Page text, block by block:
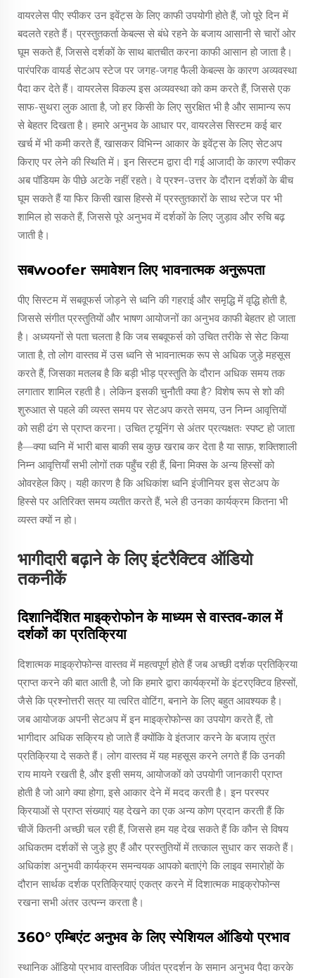
वायरलेस पीए स्पीकर उन इवेंट्स के लिए काफी उपयोगी होते हैं, जो पूरे दिन में
बदलते रहते हैं। प्रस्तुतकर्ता केबल्स से बंधे रहने के बजाय आसानी से चारों ओर
घूम सकते हैं, जिससे दर्शकों के साथ बातचीत करना काफी आसान हो जाता है।
पारंपरिक वायर्ड सेटअप स्टेज पर जगह-जगह फैली केबल्स के कारण अव्यवस्था
पैदा कर देते हैं। वायरलेस विकल्प इस अव्यवस्था को कम करते हैं, जिससे एक
साफ-सुथरा लुक आता है, जो हर किसी के लिए सुरक्षित भी है और सामान्य रूप
से बेहतर दिखता है। हमारे अनुभव के आधार पर, वायरलेस सिस्टम कई बार
खर्च में भी कमी करते हैं, खासकर विभिन्न आकार के इवेंट्स के लिए सेटअप
किराए पर लेने की स्थिति में। इन सिस्टम द्वारा दी गई आजादी के कारण स्पीकर
अब पॉडियम के पीछे अटके नहीं रहते। वे प्रश्न-उत्तर के दौरान दर्शकों के बीच
घूम सकते हैं या फिर किसी खास हिस्से में प्रस्तुतकारों के साथ स्टेज पर भी
शामिल हो सकते हैं, जिससे पूरे अनुभव में दर्शकों के लिए जुड़ाव और रुचि बढ़
जाती है।
सबwoofer समावेशन लिए भावनात्मक अनुरूपता
पीए सिस्टम में सबवूफर्स जोड़ने से ध्वनि की गहराई और समृद्धि में वृद्धि होती है,
जिससे संगीत प्रस्तुतियों और भाषण आयोजनों का अनुभव काफी बेहतर हो जाता
है। अध्ययनों से पता चलता है कि जब सबवूफर्स को उचित तरीके से सेट किया
जाता है, तो लोग वास्तव में उस ध्वनि से भावनात्मक रूप से अधिक जुड़े महसूस
करते हैं, जिसका मतलब है कि बड़ी भीड़ प्रस्तुति के दौरान अधिक समय तक
लगातार शामिल रहती है। लेकिन इसकी चुनौती क्या है? विशेष रूप से शो की
शुरुआत से पहले की व्यस्त समय पर सेटअप करते समय, उन निम्न आवृत्तियों
को सही ढंग से प्राप्त करना। उचित ट्यूनिंग से अंतर प्रत्यक्षतः स्पष्ट हो जाता
है—क्या ध्वनि में भारी बास बाकी सब कुछ खराब कर देता है या साफ़, शक्तिशाली
निम्न आवृत्तियाँ सभी लोगों तक पहुँच रही हैं, बिना मिक्स के अन्य हिस्सों को
ओवरहेल किए। यही कारण है कि अधिकांश ध्वनि इंजीनियर इस सेटअप के
हिस्से पर अतिरिक्त समय व्यतीत करते हैं, भले ही उनका कार्यक्रम कितना भी
व्यस्त क्यों न हो।
भागीदारी बढ़ाने के लिए इंटरैक्टिव ऑडियो
तकनीकें
दिशानिर्देशित माइक्रोफोन के माध्यम से वास्तव-काल में
दर्शकों का प्रतिक्रिया
दिशात्मक माइक्रोफोन्स वास्तव में महत्वपूर्ण होते हैं जब अच्छी दर्शक प्रतिक्रिया
प्राप्त करने की बात आती है, जो कि हमारे द्वारा कार्यक्रमों के इंटरएक्टिव हिस्सों,
जैसे कि प्रश्नोत्तरी सत्र या त्वरित वोटिंग, बनाने के लिए बहुत आवश्यक है।
जब आयोजक अपनी सेटअप में इन माइक्रोफोन्स का उपयोग करते हैं, तो
भागीदार अधिक सक्रिय हो जाते हैं क्योंकि वे इंतजार करने के बजाय तुरंत
प्रतिक्रिया दे सकते हैं। लोग वास्तव में यह महसूस करने लगते हैं कि उनकी
राय मायने रखती है, और इसी समय, आयोजकों को उपयोगी जानकारी प्राप्त
होती है जो आगे क्या होगा, इसे आकार देने में मदद करती है। इन परस्पर
क्रियाओं से प्राप्त संख्याएं यह देखने का एक अन्य कोण प्रदान करती हैं कि
चीजें कितनी अच्छी चल रही हैं, जिससे हम यह देख सकते हैं कि कौन से विषय
अधिकतम दर्शकों से जुड़े हुए हैं और प्रस्तुतियों में तत्काल सुधार कर सकते हैं।
अधिकांश अनुभवी कार्यक्रम समन्वयक आपको बताएंगे कि लाइव समारोहों के
दौरान सार्थक दर्शक प्रतिक्रियाएं एकत्र करने में दिशात्मक माइक्रोफोन्स
रखना सभी अंतर उत्पन्न करता है।
360° एम्बिएंट अनुभव के लिए स्पेशियल ऑडियो प्रभाव
स्थानिक ऑडियो प्रभाव वास्तविक जीवंत प्रदर्शन के समान अनुभव पैदा करके